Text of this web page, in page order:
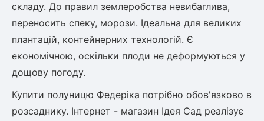
Жимолость декоративна
Плющ
Клематіс
складу. До правил землеробства невибаглива,
переносить спеку, морози. Ідеальна для великих
плантацій, контейнерних технологій. Є
економічною, оскільки плоди не деформуються у
дощову погоду.
Купити полуницю Федеріка потрібно обов'язково в
розсаднику. Інтернет - магазин Ідея Сад реалізує